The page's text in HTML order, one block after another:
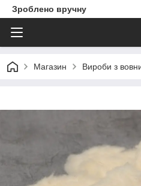
Зроблено вручну
Магазин Вироби з